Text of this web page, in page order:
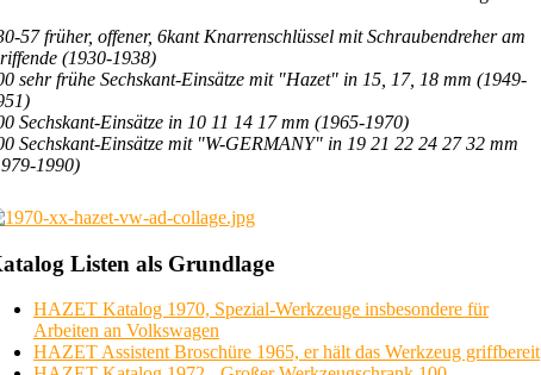
57 früher, offener, 6kant Knarrenschlüssel mit Schraubendreher am
(1930-1938)
sehr frühe Sechskant-Einsätze mit "Hazet" in 15, 17, 18 mm (1949-
Sechskant-Einsätze in 10 11 14 17 mm (1965-1970)
Sechskant-Einsätze mit "W-GERMANY" in 19 21 22 24 27 32 mm
1990)
Listen als Grundlage
HAZET Katalog 1970, Spezial-Werkzeuge insbesondere für
Arbeiten an Volkswagen
HAZET Assistent Broschüre 1965, er hält das Werkzeug griffbereit